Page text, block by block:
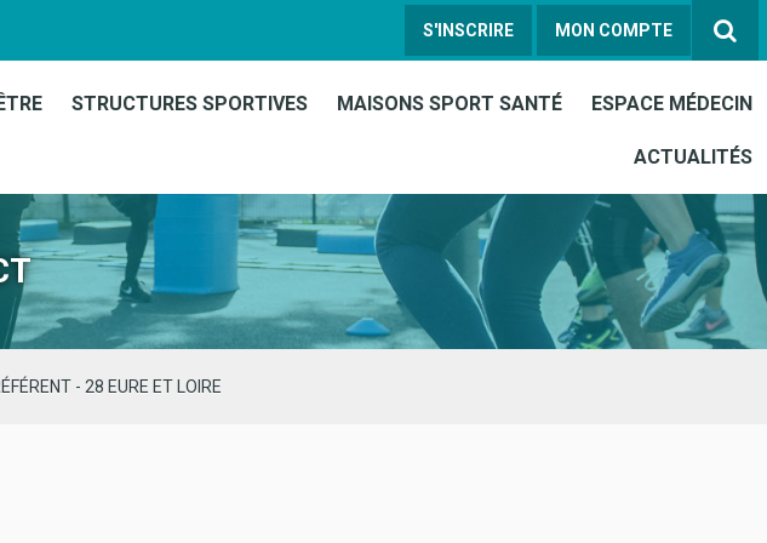
S'INSCRIRE MON COMPTE
STRUCTURES SPORTIVES MAISONS SPORT SANTÉ ESPACE MÉDECIN
ACTUALITÉS
- 28 EURE ET LOIRE